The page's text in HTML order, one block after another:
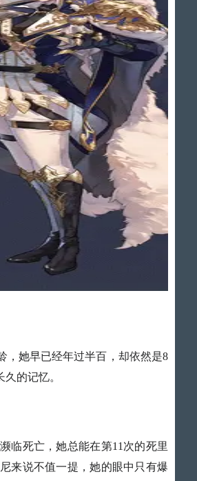
，她早已经年过半百，却依然是8
的记忆。
临死亡，她总能在第11次的死里
来说不值一提，她的眼中只有爆